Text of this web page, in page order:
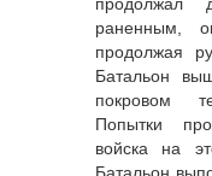
раненным,
продолжая
Батальон
покровом
Попытки
войска на
Батальон